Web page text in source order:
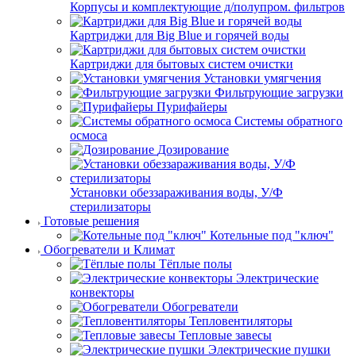
Корпусы и комплектующие д/полупром. фильтров
Картриджи для Big Blue и горячей воды
Картриджи для бытовых систем очистки
Установки умягчения
Фильтрующие загрузки
Пурифайеры
Системы обратного
осмоса
Дозирование
Установки обеззараживания воды, У/Ф
стерилизаторы
Готовые решения
Котельные под "ключ"
Обогреватели и Климат
Тёплые полы
Электрические
конвекторы
Обогреватели
Тепловентиляторы
Тепловые завесы
Электрические пушки